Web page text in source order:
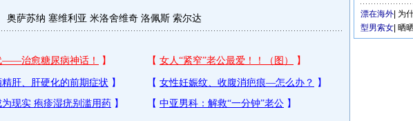
奥萨苏纳 塞维利亚 米洛舍维奇 洛佩斯 索尔达 漂在海外 为
型男索女 晒